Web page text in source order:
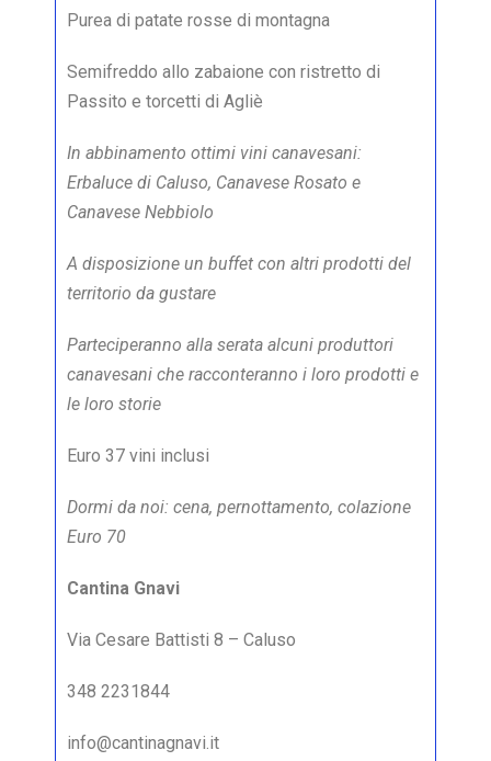
Purea di patate rosse di montagna
Semifreddo allo zabaione con ristretto di
Passito e torcetti di Agliè
In abbinamento ottimi vini canavesani:
Erbaluce di Caluso, Canavese Rosato e
Canavese Nebbiolo
A disposizione un buffet con altri prodotti del
territorio da gustare
Parteciperanno alla serata alcuni produttori
canavesani che racconteranno i loro prodotti e
le loro storie
Euro 37 vini inclusi
Dormi da noi: cena, pernottamento, colazione
Euro 70
Cantina Gnavi
Via Cesare Battisti 8 – Caluso
348 2231844
info@cantinagnavi.it